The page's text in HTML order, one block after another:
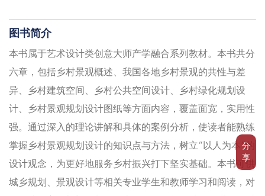
分
享
图书简介
本书属于艺术设计类创意大师产学融合系列教材。本书共分
六章，包括乡村景观概述、我国各地乡村景观的共性与差
异、乡村建筑空间、乡村公共空间设计、乡村绿化规划设
计、乡村景观规划设计图纸等方面内容，覆盖面宽，实用性
强。通过深入的理论讲解和具体的案例分析，使读者能熟练
掌握乡村景观规划设计的知识点与方法，树立“以人为本”的
设计观念，为更好地服务乡村振兴打下坚实基础。本书可供
城乡规划、景观设计等相关专业学生和教师学习和阅读，对